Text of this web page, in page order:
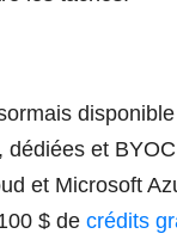
et
et Microsoft
$ de crédits